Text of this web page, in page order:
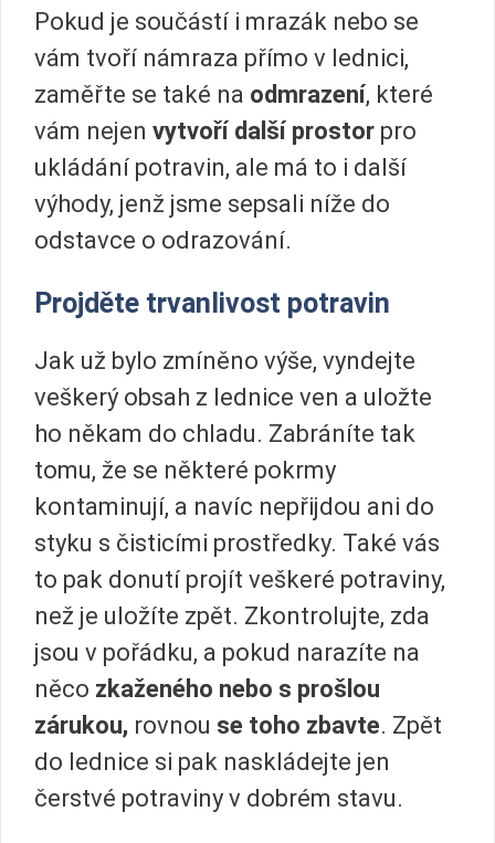
Pokud je součástí i mrazák nebo se
vám tvoří námraza přímo v lednici,
zaměřte se také na odmrazení, které
vám nejen vytvoří další prostor pro
ukládání potravin, ale má to i další
výhody, jenž jsme sepsali níže do
odstavce o odrazování.
Projděte trvanlivost potravin
Jak už bylo zmíněno výše, vyndejte
veškerý obsah z lednice ven a uložte
ho někam do chladu. Zabráníte tak
tomu, že se některé pokrmy
kontaminují, a navíc nepřijdou ani do
styku s čisticími prostředky. Také vás
to pak donutí projít veškeré potraviny,
než je uložíte zpět. Zkontrolujte, zda
jsou v pořádku, a pokud narazíte na
něco zkaženého nebo s prošlou
zárukou, rovnou se toho zbavte. Zpět
do lednice si pak naskládejte jen
čerstvé potraviny v dobrém stavu.